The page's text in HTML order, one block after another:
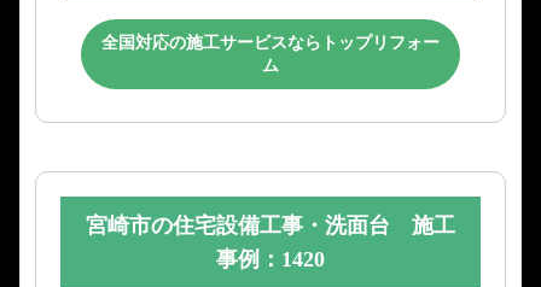
全国対応の施工サービスならトップリフォー
ム
宮崎市の住宅設備工事・洗面台 施工
事例：1420